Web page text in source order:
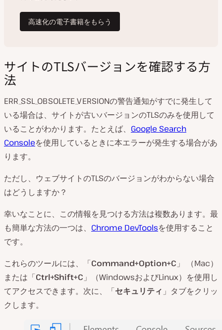
サイトのTLSバージョンを確認する方
法
ERR_SSL_OBSOLETE_VERSIONの警告通知がすでに発生して
いる場合は、サイトが古いバージョンのTLSのみを使用して
いることがわかります。たとえば、 Google Search
Consoleを使用しているときに本エラーが発生する場合があ
ります。
ただし、ウェブサイトのTLSのバージョンがわからない場合
はどうしますか？
幸いなことに、この情報を見つける方法は複数あります。最
も簡単な方法の一つは、 Chrome DevToolsを使用すること
です。
これらのツールには、「Command+Option+C 」 （Mac）
または「Ctrl+Shift+C 」（WindowsおよびLinux）を使用し
てアクセスできます。次に、「セキュリティ 」タブをクリッ
クします。